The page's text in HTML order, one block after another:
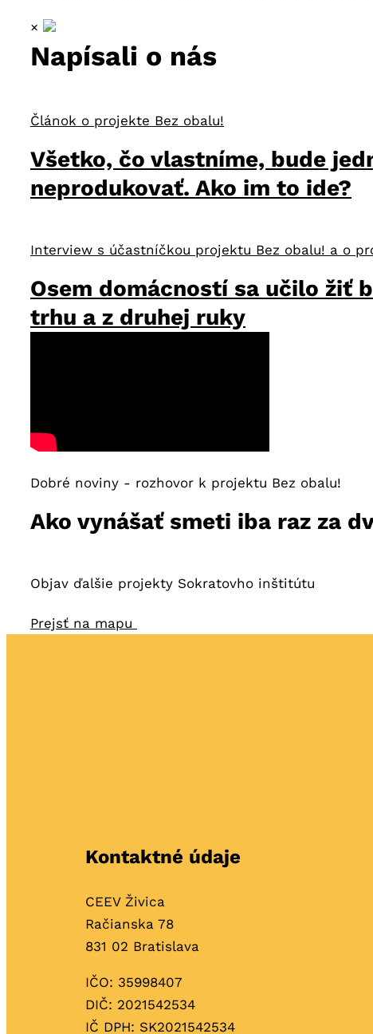
×
Napísali o nás
Článok o projekte Bez obalu!
Všetko, čo vlastníme, bude
neprodukovať. Ako im to ide?
Interview s účastníčkou projektu Bez obalu! a o
Osem domácností sa učilo žiť
trhu a z druhej ruky
Dobré noviny - rozhovor k projektu Bez obalu!
Ako vynášať smeti iba raz za
Objav ďalšie projekty Sokratovho inštitútu
Prejsť na mapu
Kontaktné údaje
CEEV Živica
Račianska 78
831 02 Bratislava
IČO: 35998407
DIČ: 2021542534
IČ DPH: SK2021542534